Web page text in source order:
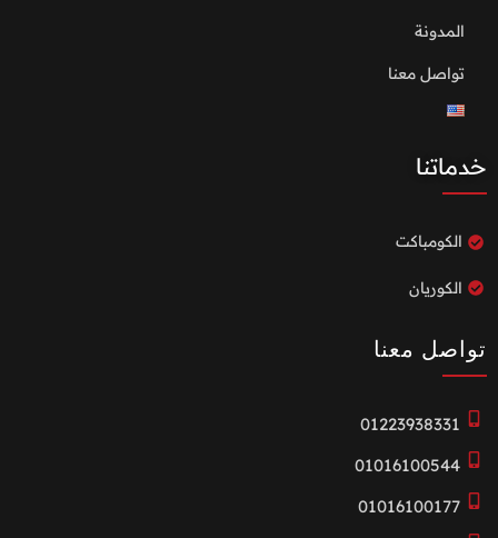
المدونة
تواصل معنا
خدماتنا
الكومباكت
الكوريان
تواصل معنا
01223938331
01016100544
01016100177